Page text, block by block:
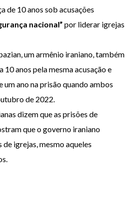
de 10 anos sob acusações
nacional” por liderar igrejas
um armênio iraniano, também
10 anos pela mesma acusação e
um ano na prisão quando ambos
de 2022.
dizem que as prisões de
que o governo iraniano
igrejas, mesmo aqueles